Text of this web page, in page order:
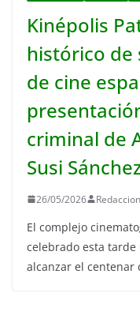
Kinépolis
histórico de
de cine
criminal de
Susi
26/05/2026 Redaccion
El complejo
celebrado esta
alcanzar el centenar